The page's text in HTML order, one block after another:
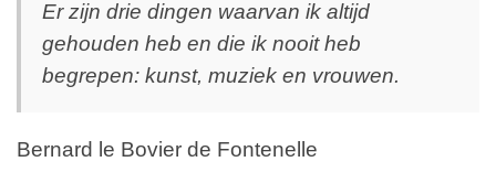
Er zijn drie dingen waarvan ik altijd
gehouden heb en die ik nooit heb
begrepen: kunst, muziek en vrouwen.
Bernard le Bovier de Fontenelle